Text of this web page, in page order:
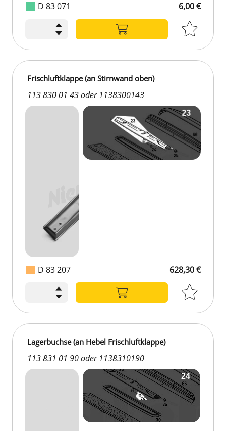
D 83 071 6,00 €
D 83 207
Frischluftklappe (an Stirnwand oben)
113 830 01 43 oder 1138300143
628,30 €
Lagerbuchse (an Hebel Frischluftklappe)
113 831 01 90 oder 1138310190